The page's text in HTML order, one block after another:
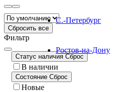
С.-Петербург
Ростов-на-Дону
Сбросить все
Фильтр
Статус наличия Сброс
В наличии
Состояние Сброс
Новые